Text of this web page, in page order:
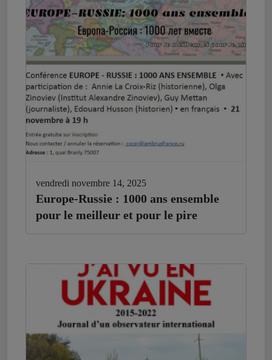
vendredi novembre 14, 2025
Europe-Russie : 1000 ans ensemble
pour le meilleur et pour le pire